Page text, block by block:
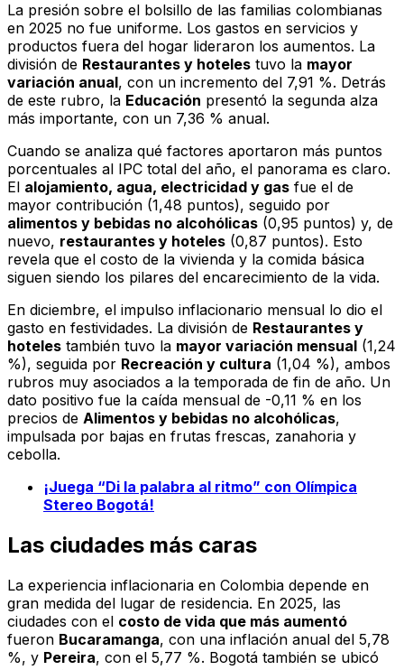
La presión sobre el bolsillo de las familias colombianas
en 2025 no fue uniforme. Los gastos en servicios y
productos fuera del hogar lideraron los aumentos. La
división de Restaurantes y hoteles tuvo la mayor
variación anual, con un incremento del 7,91 %. Detrás
de este rubro, la Educación presentó la segunda alza
más importante, con un 7,36 % anual.
Cuando se analiza qué factores aportaron más puntos
porcentuales al IPC total del año, el panorama es claro.
El alojamiento, agua, electricidad y gas fue el de
mayor contribución (1,48 puntos), seguido por
alimentos y bebidas no alcohólicas (0,95 puntos) y, de
nuevo, restaurantes y hoteles (0,87 puntos). Esto
revela que el costo de la vivienda y la comida básica
siguen siendo los pilares del encarecimiento de la vida.
En diciembre, el impulso inflacionario mensual lo dio el
gasto en festividades. La división de Restaurantes y
hoteles también tuvo la mayor variación mensual (1,24
%), seguida por Recreación y cultura (1,04 %), ambos
rubros muy asociados a la temporada de fin de año. Un
dato positivo fue la caída mensual de -0,11 % en los
precios de Alimentos y bebidas no alcohólicas,
impulsada por bajas en frutas frescas, zanahoria y
cebolla.
¡Juega “Di la palabra al ritmo” con Olímpica
Stereo Bogotá!
Las ciudades más caras
La experiencia inflacionaria en Colombia depende en
gran medida del lugar de residencia. En 2025, las
ciudades con el costo de vida que más aumentó
fueron Bucaramanga, con una inflación anual del 5,78
%, y Pereira, con el 5,77 %. Bogotá también se ubicó